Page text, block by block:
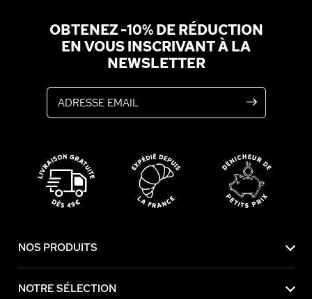
OBTENEZ -10% DE RÉDUCTION
EN VOUS INSCRIVANT À LA
NEWSLETTER
NOS PRODUITS
NOTRE SÉLECTION